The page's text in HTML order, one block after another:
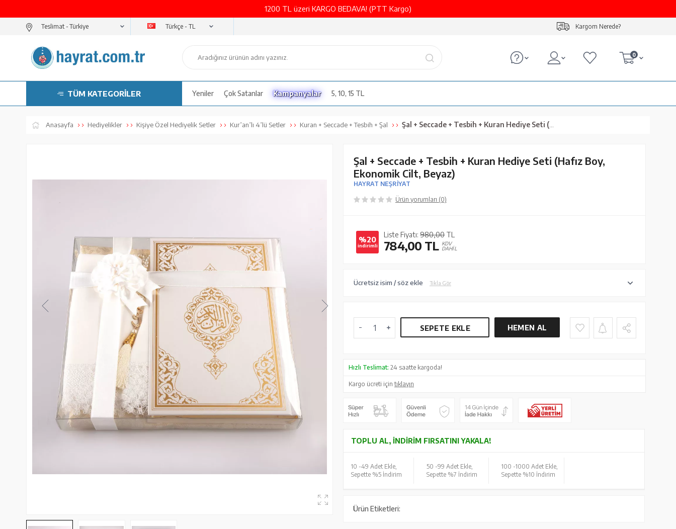
1200 TL üzeri KARGO BEDAVA! (PTT Kargo)
Teslimat - Türkçe - TL Kargom Nerede?
0
TÜM KATEGORİLER Yeniler Çok Satanlar Kampanyalar 5, 10, 15 TL
Anasayfa Hediyelikler Kişiye Özel Hediyelik Setler Kur’an’lı 4’lü Setler Kuran + Seccade + Tesbih + Şal Şal + Seccade + Tesbih + Kuran Hediye Seti (Hafız Boy, Ekonomik Cilt, Beyaz)
Şal + Seccade + Tesbih + Kuran Hediye Seti (Hafız Boy,
Ekonomik Cilt, Beyaz)
HAYRAT NEŞRİYAT
Ürün yorumları (0)
%20
indirimli
Liste Fiyatı: 980,00 TL
784,00 TL KDV
DAHİL
Ücretsiz isim / söz ekle Tıkla Gör
SEPETE EKLE HEMEN AL
Hızlı Teslimat: 24 saatte kargoda!
Kargo ücreti içintıklayın
TOPLU AL, İNDIRIM FIRSATINI YAKALA!
10 -49 Adet Ekle,
Sepette %5 İndirim
50 -99 Adet Ekle,
Sepette %7 İndirim
100 -1000 Adet Ekle,
Sepette %10 İndirim
Ürün Etiketleri: